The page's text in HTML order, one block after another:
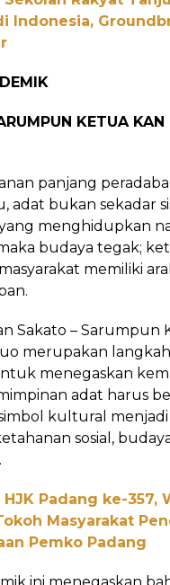
Indonesia,
KETUA KAN
panjang
adat bukan sekadar
menghidupkan
budaya tegak;
memiliki
Sakato – Sarumpun
merupakan
menegaskan
adat harus
kultural
sosial,
HJK Padang ke-357,
Masyarakat
Pemko Padang